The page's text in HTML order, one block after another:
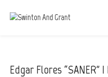
Edgar Flores “SANER”